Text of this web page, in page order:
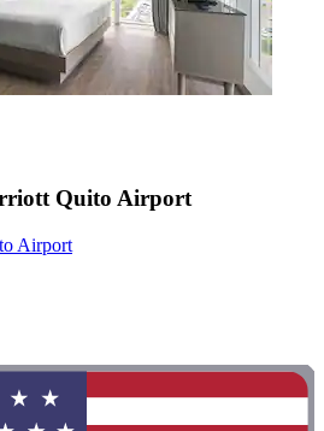
Quito Airport
Airport